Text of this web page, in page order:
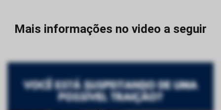
Mais informações no video a seguir